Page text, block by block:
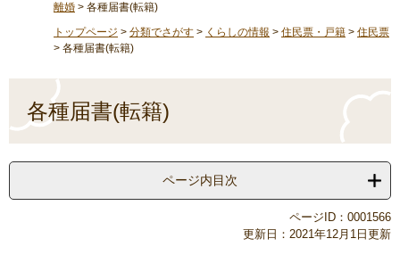
離婚 > 各種届書(転籍)
トップページ > 分類でさがす > くらしの情報 > 住民票・戸籍 > 住民票
> 各種届書(転籍)
各種届書(転籍)
ページ内目次
ページID：0001566
更新日：2021年12月1日更新